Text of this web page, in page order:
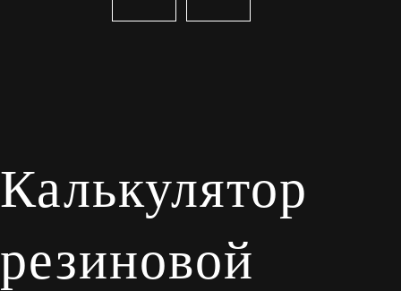
Калькулятор
резиновой